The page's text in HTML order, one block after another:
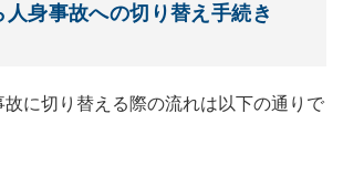
人身事故への切り替え手続き
に切り替える際の流れは以下の通りで